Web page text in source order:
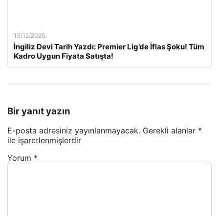
13/12/2025
İngiliz Devi Tarih Yazdı: Premier Lig’de İflas Şoku! Tüm
Kadro Uygun Fiyata Satışta!
Bir yanıt yazın
E-posta adresiniz yayınlanmayacak. Gerekli alanlar *
ile işaretlenmişlerdir
Yorum *